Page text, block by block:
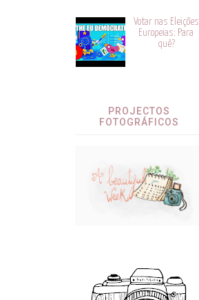
Votar nas Eleições
Europeias: Para
quê?
PROJECTOS
FOTOGRÁFICOS